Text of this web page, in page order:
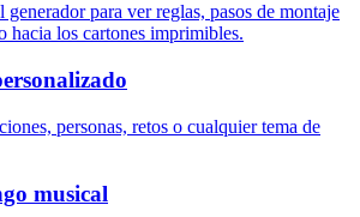
para ver reglas, pasos de montaje
hacia los cartones imprimibles.
personas, retos o cualquier tema de
musical